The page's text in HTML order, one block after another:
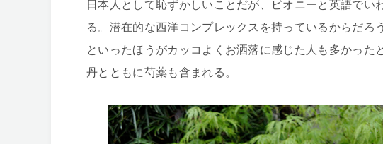
日本人として恥ずかしいことだが、ピオニーと英語で
る。潜在的な西洋コンプレックスを持っているからだ
といったほうがカッコよくお洒落に感じた人も多かった
丹とともに芍薬も含まれる。